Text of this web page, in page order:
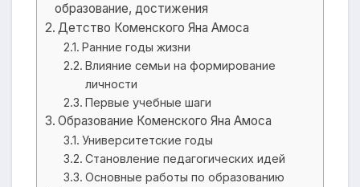
образование, достижения
Детство Коменского Яна Амоса
Ранние годы жизни
Влияние семьи на формирование
личности
Первые учебные шаги
Образование Коменского Яна Амоса
Университетские годы
Становление педагогических идей
Основные работы по образованию